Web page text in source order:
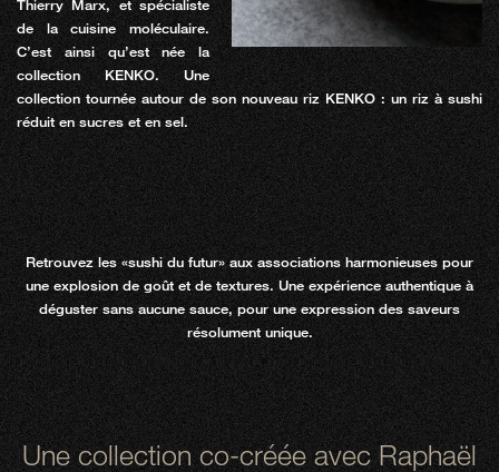
Thierry Marx, et spécialiste
de la cuisine moléculaire.
C’est ainsi qu’est née la
collection KENKO. Une
collection tournée autour de son nouveau riz KENKO : un riz à sushi
réduit en sucres et en sel.
Retrouvez les «sushi du futur» aux associations harmonieuses pour
une explosion de goût et de textures. Une expérience authentique à
déguster sans aucune sauce, pour une expression des saveurs
résolument unique.
Une collection co-créée avec Raphaël